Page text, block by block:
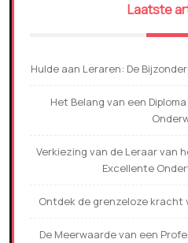
Laatste
Hulde aan Leraren: De
Het Belang van een
Verkiezing van de Leraar van
Excellente
Ontdek de grenzeloze kracht
De Meerwaarde van een